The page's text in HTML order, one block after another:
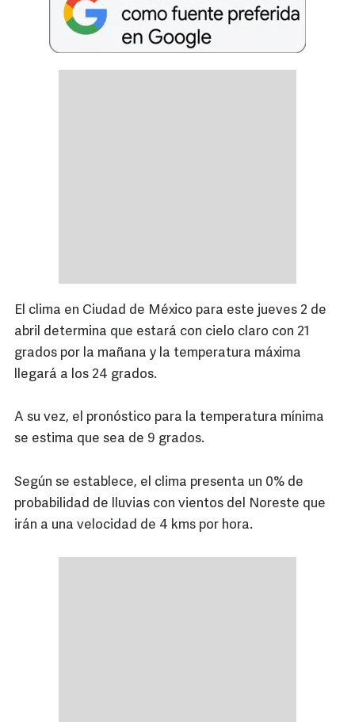
El clima en Ciudad de México para este jueves 2 de
abril determina que estará con cielo claro con 21
grados por la mañana y la temperatura máxima
llegará a los 24 grados.
A su vez, el pronóstico para la temperatura mínima
se estima que sea de 9 grados.
Según se establece, el clima presenta un 0% de
probabilidad de lluvias con vientos del Noreste que
irán a una velocidad de 4 kms por hora.